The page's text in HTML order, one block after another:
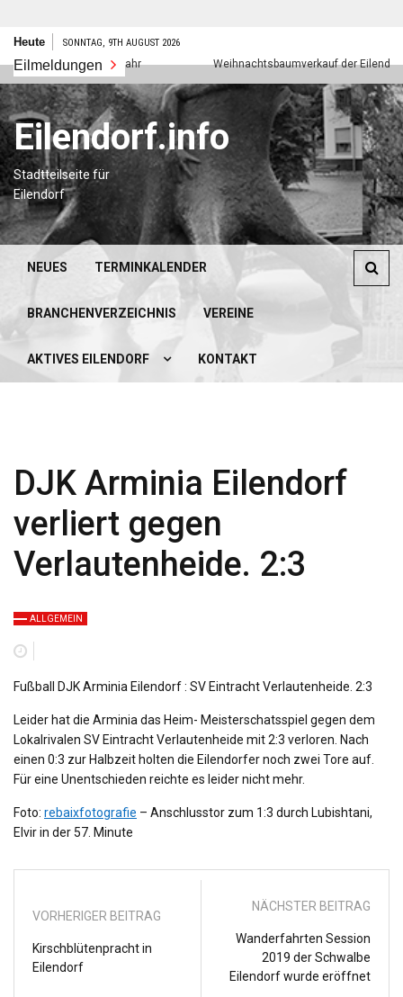
Zum
springen
Heute SONNTAG, 9TH AUGUST 2026
Eilmeldungen
Frohes neues Jahr Weihnachtsbaumverkauf der Eilendorfer
Eilendorf.info
Stadtteilseite für
Eilendorf
NEUES TERMINKALENDER
BRANCHENVERZEICHNIS VEREINE
AKTIVES EILENDORF KONTAKT
DJK Arminia Eilendorf
verliert gegen
Verlautenheide. 2:3
ALLGEMEIN
Fußball DJK Arminia Eilendorf : SV Eintracht Verlautenheide. 2:3
Leider hat die Arminia das Heim- Meisterschatsspiel gegen dem
Lokalrivalen SV Eintracht Verlautenheide mit 2:3 verloren. Nach
einen 0:3 zur Halbzeit holten die Eilendorfer noch zwei Tore auf.
Für eine Unentschieden reichte es leider nicht mehr.
Foto: rebaixfotografie – Anschlusstor zum 1:3 durch Lubishtani,
Elvir in der 57. Minute
VORHERIGER BEITRAG
Kirschblütenpracht in
Eilendorf
NÄCHSTER BEITRAG
Wanderfahrten Session
2019 der Schwalbe
Eilendorf wurde eröffnet